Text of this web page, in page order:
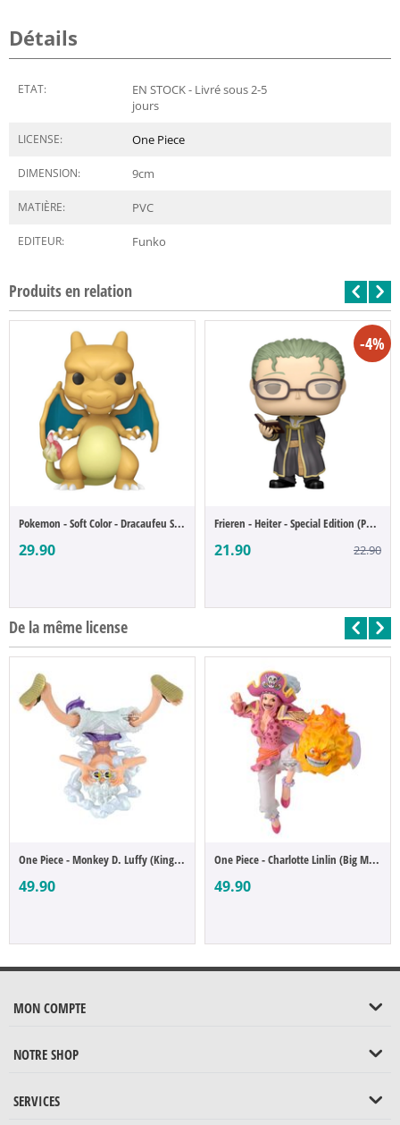
Détails
ETAT:
EN STOCK - Livré sous 2-5
jours
LICENSE: One Piece
DIMENSION: 9cm
MATIÈRE: PVC
EDITEUR: Funko
Produits en relation
Pokemon - Soft Color - Dracaufeu Special ...
29.90
-4%
Frieren - Heiter - Special Edition (POP F...
21.90 22.90
De la même license
One Piece - Monkey D. Luffy (King of Artist)
49.90
One Piece - Charlotte Linlin (Big Mom) (B...
49.90
MON COMPTE
NOTRE SHOP
SERVICES